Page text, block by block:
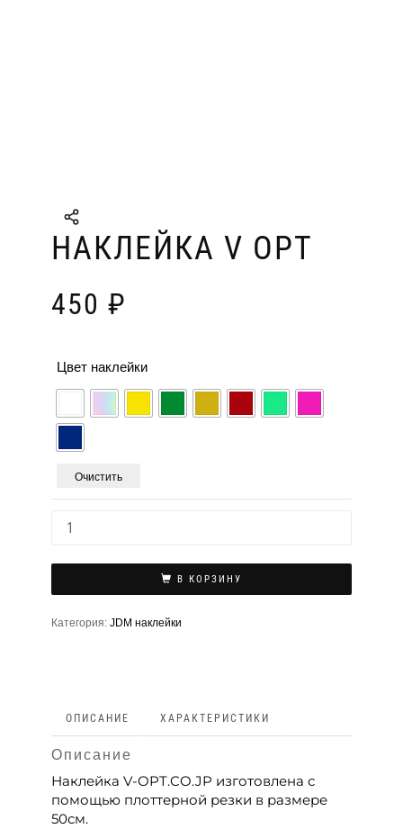
НАКЛЕЙКА V OPT
450 ₽
Цвет наклейки
Очистить
В КОРЗИНУ
Категория: JDM наклейки
ОПИСАНИЕ ХАРАКТЕРИСТИКИ
Описание
Наклейка V-OPT.CO.JP изготовлена с
помощью плоттерной резки в размере
50см.